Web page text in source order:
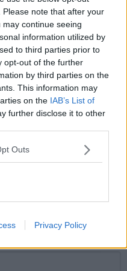
note that after your
continue seeing
information utilized by
to third parties prior to
opt-out of the further
by third parties on the
This information may
on the IAB’s List of
further disclose it to other
Outs
Privacy Policy
missione di pace
da calcio dedicato ad
del vero Natale
cavalcata dei Magi
del maestro Artese
"Capannucce in Città"